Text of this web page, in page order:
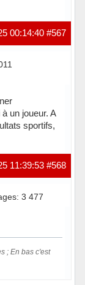
#567
00:14:40
un joueur. A
sportifs,
#568
11:39:53
3 477
; En bas c'est